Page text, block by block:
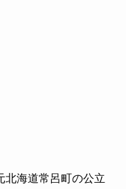
北海道常呂町の公立